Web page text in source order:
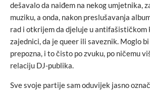
dešavalo da naiđem na nekog umjetnika,
muziku, a onda, nakon preslušavanja
rad i otkrijem da djeluje u antifašističkom
zajednici, da je queer ili saveznik. Moglo
prepozna, i to čisto po zvuku, po ničemu
relaciju DJ-publika.
Sve svoje partije sam oduvijek jasno